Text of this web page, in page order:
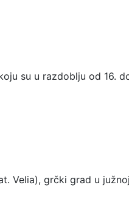
su u razdoblju od 16.
Velia), grčki grad u